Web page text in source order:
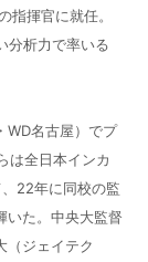
指揮官に就任。
分析力で率いる
WD名古屋）でプ
は全日本インカ
22年に同校の監
いた。中央大監督
（ジェイテク